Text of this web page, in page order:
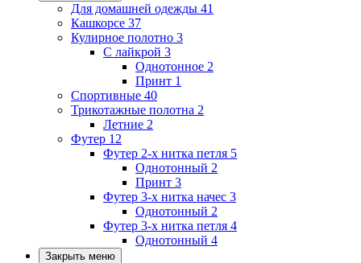
Для домашней одежды 41
Кашкорсе 37
Кулирное полотно 3
С лайкрой 3
Однотонное 2
Принт 1
Спортивные 40
Трикотажные полотна 2
Летние 2
Футер 12
Футер 2-х нитка петля 5
Однотонный 2
Принт 3
Футер 3-х нитка начес 3
Однотонный 2
Футер 3-х нитка петля 4
Однотонный 4
Закрыть меню